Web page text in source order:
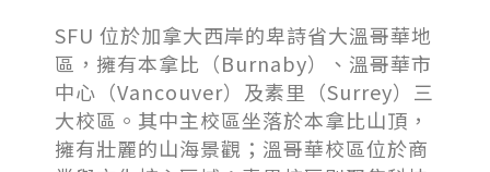
SFU 位於加拿大西岸的卑詩省大溫哥華地
區，擁有本拿比（Burnaby）、溫哥華市
中心（Vancouver）及素里（Surrey）三
大校區。其中主校區坐落於本拿比山頂，
擁有壯麗的山海景觀；溫哥華校區位於商